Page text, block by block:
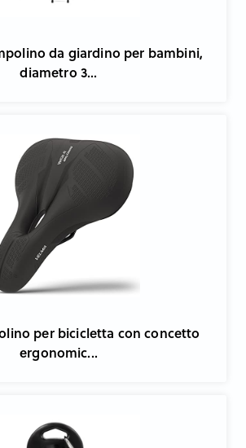
da giardino per bambini,
diametro 3...
per bicicletta con concetto
ergonomic...